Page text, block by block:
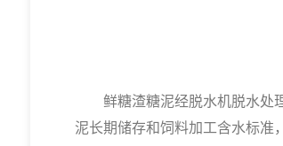
鲜糖渣糖泥经脱水机脱水处理
泥长期储存和饲料加工含水标准